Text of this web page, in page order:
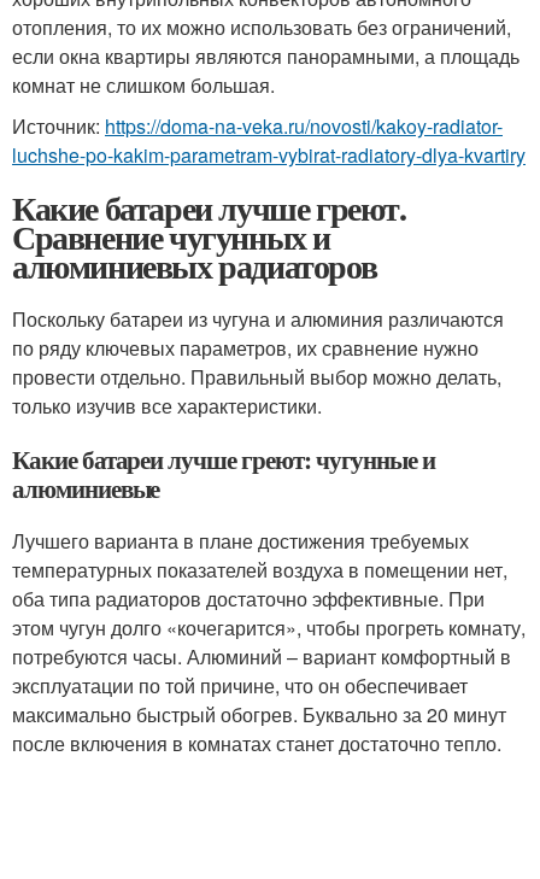
отопления, то их можно использовать без ограничений,
если окна квартиры являются панорамными, а площадь
комнат не слишком большая.
Источник: https://doma-na-veka.ru/novosti/kakoy-radiator-
luchshe-po-kakim-parametram-vybirat-radiatory-dlya-kvartiry
Какие батареи лучше греют.
Сравнение чугунных и
алюминиевых радиаторов
Поскольку батареи из чугуна и алюминия различаются
по ряду ключевых параметров, их сравнение нужно
провести отдельно. Правильный выбор можно делать,
только изучив все характеристики.
Какие батареи лучше греют: чугунные и
алюминиевые
Лучшего варианта в плане достижения требуемых
температурных показателей воздуха в помещении нет,
оба типа радиаторов достаточно эффективные. При
этом чугун долго «кочегарится», чтобы прогреть комнату,
потребуются часы. Алюминий – вариант комфортный в
эксплуатации по той причине, что он обеспечивает
максимально быстрый обогрев. Буквально за 20 минут
после включения в комнатах станет достаточно тепло.